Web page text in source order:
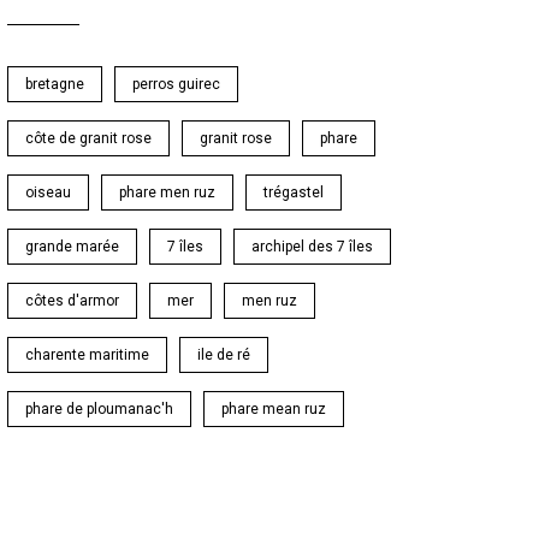
bretagne perros guirec
côte de granit rose granit rose phare
oiseau phare men ruz trégastel
grande marée 7 îles archipel des 7 îles
côtes d'armor mer men ruz
charente maritime ile de ré
phare de ploumanac'h phare mean ruz